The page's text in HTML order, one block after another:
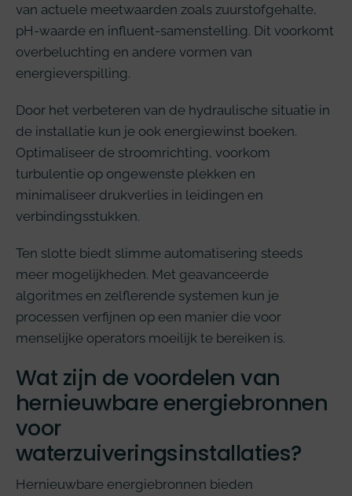
van actuele meetwaarden zoals zuurstofgehalte,
pH-waarde en influent-samenstelling. Dit voorkomt
overbeluchting en andere vormen van
energieverspilling.
Door het verbeteren van de hydraulische situatie in
de installatie kun je ook energiewinst boeken.
Optimaliseer de stroomrichting, voorkom
turbulentie op ongewenste plekken en
minimaliseer drukverlies in leidingen en
verbindingsstukken.
Ten slotte biedt slimme automatisering steeds
meer mogelijkheden. Met geavanceerde
algoritmes en zelflerende systemen kun je
processen verfijnen op een manier die voor
menselijke operators moeilijk te bereiken is.
Wat zijn de voordelen van
hernieuwbare energiebronnen
voor
waterzuiveringsinstallaties?
Hernieuwbare energiebronnen bieden